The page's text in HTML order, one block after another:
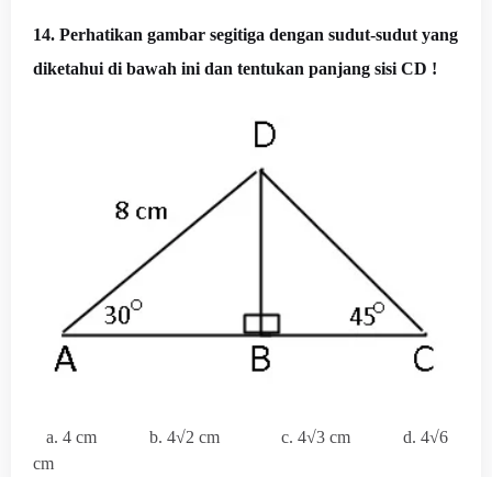
14. Perhatikan gambar segitiga dengan sudut-sudut yang
diketahui di bawah ini dan tentukan panjang sisi CD !
a. 4 cm b. 4√2 cm c. 4√3 cm d. 4√6
cm